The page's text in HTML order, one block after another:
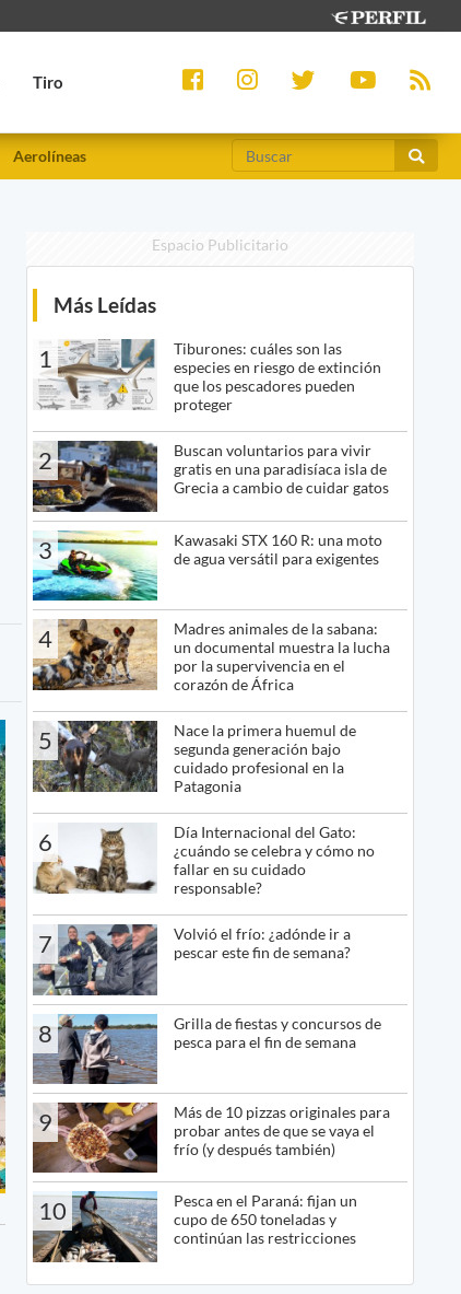
Tiro
Aerolíneas
Espacio Publicitario
Más Leídas
1
Tiburones: cuáles son las
especies en riesgo de extinción
que los pescadores pueden
proteger
2
Buscan voluntarios para vivir
gratis en una paradisíaca isla de
Grecia a cambio de cuidar gatos
3
Kawasaki STX 160 R: una moto
de agua versátil para exigentes
4
Madres animales de la sabana:
un documental muestra la lucha
por la supervivencia en el
corazón de África
5
Nace la primera huemul de
segunda generación bajo
cuidado profesional en la
Patagonia
6
Día Internacional del Gato:
¿cuándo se celebra y cómo no
fallar en su cuidado
responsable?
7
Volvió el frío: ¿adónde ir a
pescar este fin de semana?
8
Grilla de fiestas y concursos de
pesca para el fin de semana
9
Más de 10 pizzas originales para
probar antes de que se vaya el
frío (y después también)
10
Pesca en el Paraná: fijan un
cupo de 650 toneladas y
continúan las restricciones